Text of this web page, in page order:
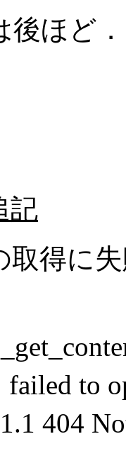
ほど．
記
取得に
to
404